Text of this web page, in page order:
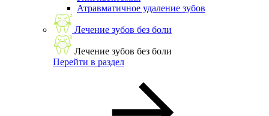
Атравматичное удаление зубов
Лечение зубов без боли
Лечение зубов без боли
Перейти в раздел